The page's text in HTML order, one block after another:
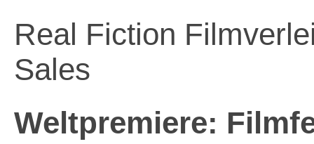
Real Fiction
Sales
Weltpremiere: